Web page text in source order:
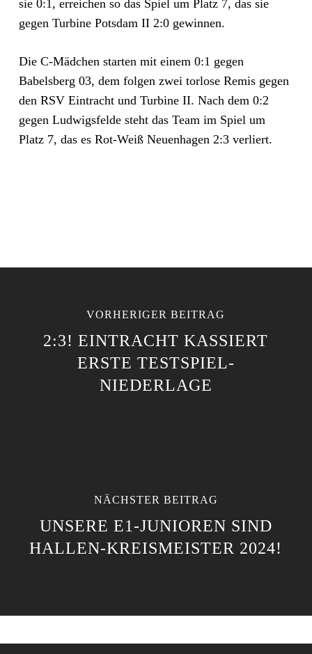
sie 0:1, erreichen so das Spiel um Platz 7, das sie
gegen Turbine Potsdam II 2:0 gewinnen.
Die C-Mädchen starten mit einem 0:1 gegen
Babelsberg 03, dem folgen zwei torlose Remis gegen
den RSV Eintracht und Turbine II. Nach dem 0:2
gegen Ludwigsfelde steht das Team im Spiel um
Platz 7, das es Rot-Weiß Neuenhagen 2:3 verliert.
VORHERIGER BEITRAG
2:3! EINTRACHT KASSIERT
ERSTE TESTSPIEL-
NIEDERLAGE
NÄCHSTER BEITRAG
UNSERE E1-JUNIOREN SIND
HALLEN-KREISMEISTER 2024!